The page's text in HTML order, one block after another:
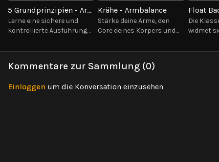
5 Grundprinzipien - Armbalancen
Lerne eine sichere und
kontrollierte Ausführung
einschließlich benötigter
Ausrichtung und
Krähe - Armbalance
Stärke deine Arme, den
Core deines Körpers und
nötige Stabilität für die
entwickeln.
Float
Die
widmet
Kommentare zur Sammlung (0)
Einloggen um die Konversation einzusehen